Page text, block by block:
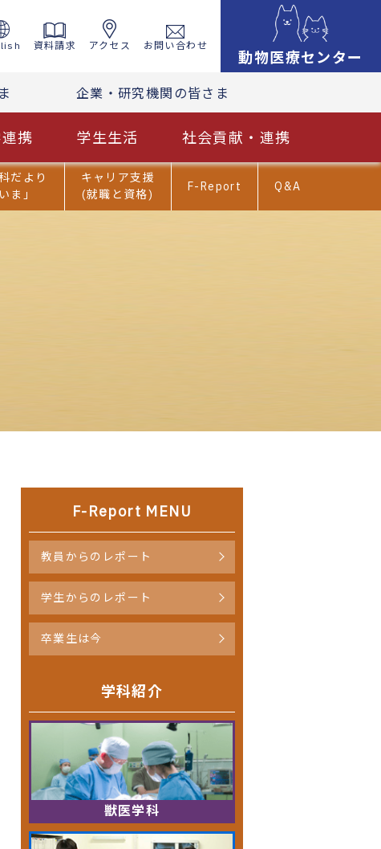
資料請求 アクセス お問い合わせ
動物医療センター
企業・研究機関の皆さま
携 学生生活 社会貢献・連携
だより
ま」
キャリア支援
(就職と資格)
F-Report Q&A
F-Report MENU
教員からのレポート
学生からのレポート
卒業生は今
学科紹介
獣医学科